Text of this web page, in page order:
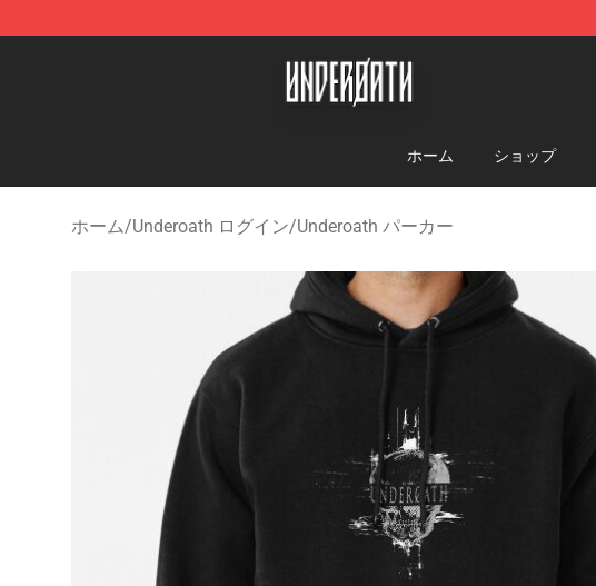
Underoath Store - Official Underoath Merchandise Shop
ホーム ショップ
ホーム/Underoath ログイン/Underoath パーカー